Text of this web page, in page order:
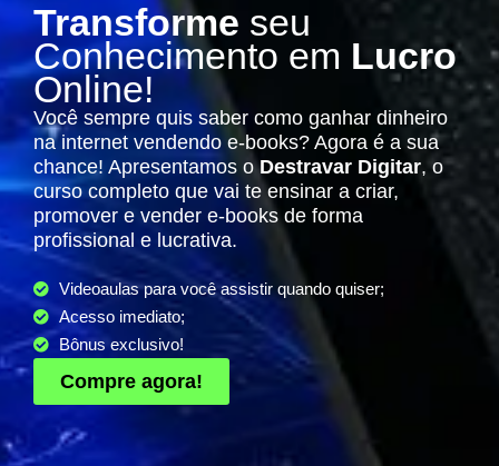
Transforme seu
Conhecimento em Lucro
Online!
Você sempre quis saber como ganhar dinheiro
na internet vendendo e-books? Agora é a sua
chance! Apresentamos oDestravar Digitar, o
curso completo que vai te ensinar a criar,
promover e vender e-books de forma
profissional e lucrativa.
Videoaulas para você assistir quando quiser;
Acesso imediato;
Bônus exclusivo!
Compre agora!